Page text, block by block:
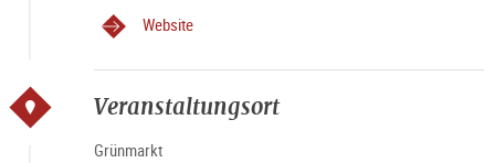
Website
Veranstaltungsort
Grünmarkt